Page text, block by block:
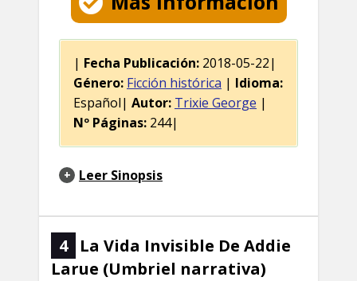
| Fecha Publicación: 2018-05-22|
Género: Ficción histórica | Idioma:
Español| Autor: Trixie George |
Nº Páginas: 244|
Leer Sinopsis
4
La Vida Invisible De Addie
Larue (Umbriel narrativa)